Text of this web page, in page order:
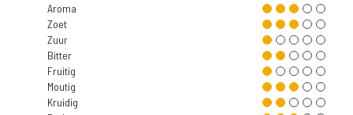
Aroma
Zoet
Zuur
Bitter
Fruitig
Moutig
Kruidig